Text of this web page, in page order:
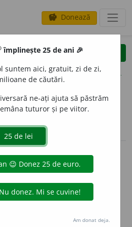
savings Donează
clear
opțiuni
definiții (18)
declinări
sunt compilate de
Definițiile
află pe filadefiniții.
filele pe pagina de
împlinește 25 de ani 🎉
suntem aici, gratuit, zi de zi,
de căutări.
ne-ați ajuta să păstrăm
tuturor și pe viitor.
Am donat deja.